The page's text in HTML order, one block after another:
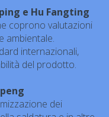
e Hu Fangting
coprono valutazioni
ambientale.
internazionali,
del prodotto.
dei